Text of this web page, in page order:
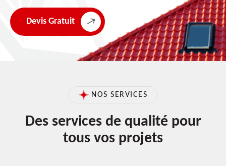
Devis Gratuit
NOS SERVICES
Des services de qualité pour
tous vos projets